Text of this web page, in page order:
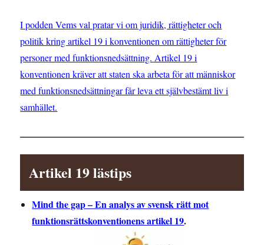
I podden Vems val pratar vi om juridik, rättigheter och
politik kring artikel 19 i konventionen om rättigheter för
personer med funktionsnedsättning. Artikel 19 i
konventionen kräver att staten ska arbeta för att människor
med funktionsnedsättningar får leva ett självbestämt liv i
samhället.
Artikel 19 lästips
Mind the gap – En analys av svensk rätt mot
funktionsrättskonventionens artikel 19.